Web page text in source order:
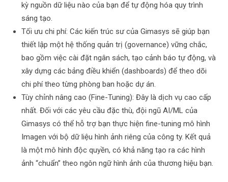
kỳ nguồn dữ liệu nào của bạn để tự động hóa quy trình
sáng tạo.
Tối ưu chi phí: Các kiến trúc sư của Gimasys sẽ giúp bạn
thiết lập một hệ thống quản trị (governance) vững chắc,
bao gồm việc cài đặt ngân sách, tạo cảnh báo tự động, và
xây dựng các bảng điều khiển (dashboards) để theo dõi
chi phí theo từng phòng ban hoặc dự án.
Tùy chỉnh nâng cao (Fine-Tuning): Đây là dịch vụ cao cấp
nhất. Đối với các yêu cầu đặc thù, đội ngũ AI/ML của
Gimasys có thể hỗ trợ bạn thực hiện fine-tuning mô hình
Imagen với bộ dữ liệu hình ảnh riêng của công ty. Kết quả
là một mô hình độc quyền, có khả năng tạo ra các hình
ảnh “chuẩn” theo ngôn ngữ hình ảnh của thương hiệu bạn.